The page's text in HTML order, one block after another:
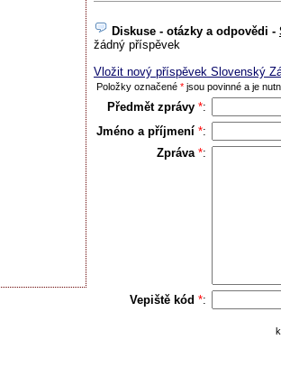
Diskuse - otázky a odpovědi -
žádný příspěvek
Vložit nový příspěvek Slovenský
Položky označené * jsou povinné a je
Předmět zprávy *:
Jméno a příjmení *:
Zpráva *:
Vepiště kód *: